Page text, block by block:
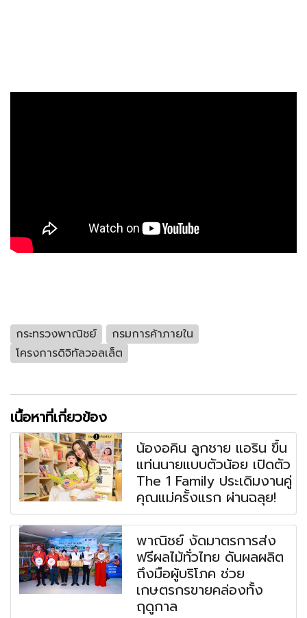
กระทรวงพาณิชย์
กรมการค้าภายใน
โครงการดิจิทัลวอลเล็ต
เนื้อหาที่เกี่ยวข้อง
น้องอคิน ลูกชาย แอริน ขึ้น
แท่นนายแบบตัวน้อย เปิดตัว
The 1 Family ประเดิมงานคู่
คุณแม่ครั้งแรก ผ่านฉลุย!
พาณิชย์ งัดมาตรการส่ง
ฟรีผลไม้ทั่วไทย ดันผลผลิต
ถึงมือผู้บริโภค ช่วย
เกษตรกรขายคล่องทั้ง
ฤดูกาล